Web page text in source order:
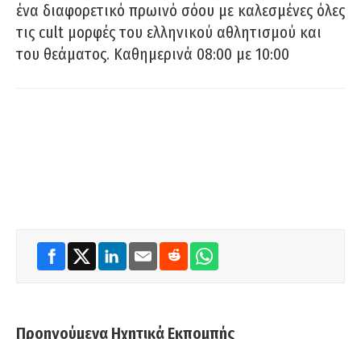
ένα διαφορετικό πρωινό σόου με καλεσμένες όλες
τις cult μορφές του ελληνικού αθλητισμού και
του θεάματος. Καθημερινά 08:00 με 10:00
Προηγούμενα Ηχητικά Εκπομπής